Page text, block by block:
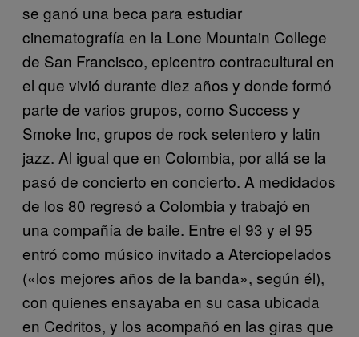
se ganó una beca para estudiar
cinematografía en la Lone Mountain College
de San Francisco, epicentro contracultural en
el que vivió durante diez años y donde formó
parte de varios grupos, como Success y
Smoke Inc, grupos de rock setentero y latin
jazz. Al igual que en Colombia, por allá se la
pasó de concierto en concierto. A medidados
de los 80 regresó a Colombia y trabajó en
una compañía de baile. Entre el 93 y el 95
entró como músico invitado a Aterciopelados
(«los mejores años de la banda», según él),
con quienes ensayaba en su casa ubicada
en Cedritos, y los acompañó en las giras que